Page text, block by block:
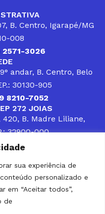
sua experiência de
personalizado e
em “Aceitar todos”,
de
B. Centro, Igarapé/MG
008
2571-3026
andar, B. Centro, Belo
30130-905
8210-7052
272 JOIAS
B. Madre Liliane,
32900-000
ou (31) 9 8309-8660
AÇÕES E SERVIÇOS
A ASSISTÊNCIA À
QUE ATUA, SENDO
CONSORCIADOS NA
ENFRENTADAS POR
COMPROMISSO DO